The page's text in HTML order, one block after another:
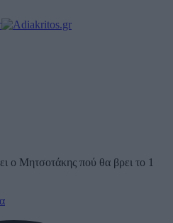
ο Μητσοτάκης πού θα βρει το 1